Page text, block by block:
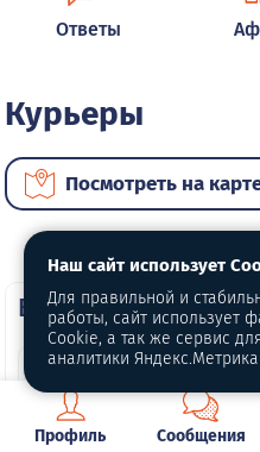
Ответы
Курьеры
Посмотреть на
ВИП услуги
Профиль Сообщения
Наш сайт использует
Для правильной и
работы, сайт использует
Cookie, а так же сервис
аналитики Яндекс.Метрика